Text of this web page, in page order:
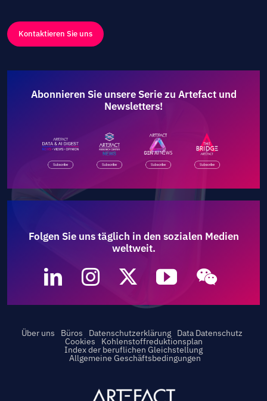
Kontaktieren Sie uns
Abonnieren Sie unsere Serie zu Artefact und
Newsletters!
Folgen Sie uns täglich in den sozialen Medien
weltweit.
Über uns Büros Datenschutzerklärung Data Datenschutz
Cookies Kohlenstoffreduktionsplan
Index der beruflichen Gleichstellung
Allgemeine Geschäftsbedingungen